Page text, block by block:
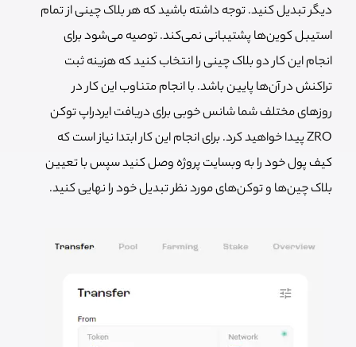
دیگر تبدیل کنید. توجه داشته باشید که هر بلاک چینی از تمام
استیبل کوین‌ها پشتیبانی نمی‌کند. توصیه می‌شود برای
انجام این کار دو بلاک چینی را انتخاب کنید که هزینه ثبت
تراکنش در آن‌ها پایین باشد. با انجام متناوب این کار در
روزهای مختلف شما شانس خوبی برای دریافت ایردراپ توکن
ZRO پیدا خواهید کرد. برای انجام این کار ابتدا نیاز است که
کیف پول خود را به وبسایت پروژه وصل کنید سپس با تعیین
بلاک چین‌ها و توکن‌های مورد نظر تبدیل خود را نهایی کنید.